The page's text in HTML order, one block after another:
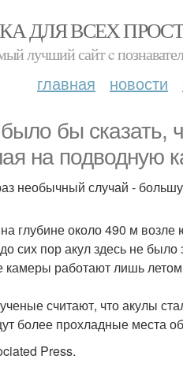
ДЛЯ ВСЕХ
лучший сайт c
главная новости
бы сказать,
на подводную
необычный случай -
глубине около 490 м
сих пор акул здесь не было
камеры работают лишь
считают, что акулы
более прохладные места
Press.